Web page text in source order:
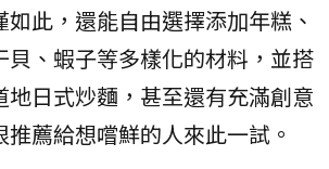
此，還能自由選擇添加年糕、
貝、蝦子等多樣化的材料，並搭
地日式炒麵，甚至還有充滿創意
薦給想嚐鮮的人來此一試。